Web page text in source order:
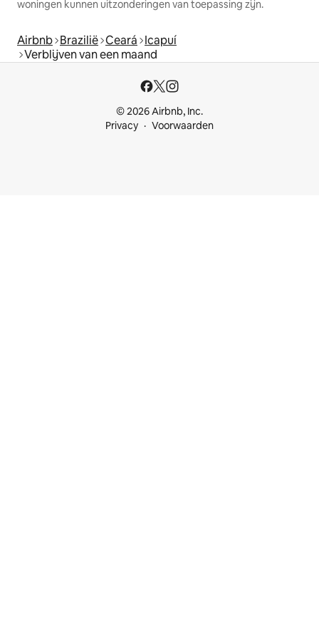
woningen kunnen uitzonderingen van toepassing zijn.
Airbnb Brazilië Ceará Icapuí
Verblijven van een maand
© 2026 Airbnb, Inc.
Privacy
Voorwaarden